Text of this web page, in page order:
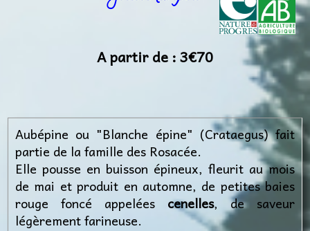
A partir de :3€70
Aubépine ou "Blanche épine" (Crataegus) fait
partie de la famille des Rosacée.
Elle pousse en buisson épineux, fleurit au mois
de mai et produit en automne, de petites baies
rouge foncé appelées cenelles, de saveur
légèrement farineuse.